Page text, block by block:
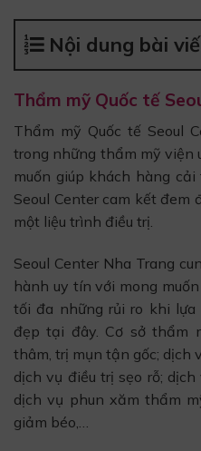
Nội dung bài
Thẩm mỹ Quốc tế
Thẩm mỹ Quốc tế Seoul
trong những thẩm mỹ viện
muốn giúp khách hàng
Seoul Center cam kết đem
một liệu trình điều trị.
Seoul Center Nha Trang
hành uy tín với mong
tối đa những rủi ro khi
đẹp tại đây. Cơ sở thẩm
thâm, trị mụn tận gốc; dịch
dịch vụ điều trị sẹo rỗ;
dịch vụ phun xăm thẩm
giảm béo,…